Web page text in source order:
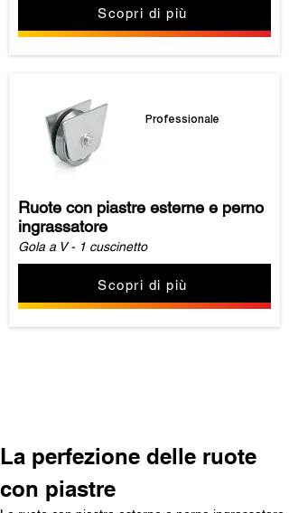
Scopri di più
Professionale
Ruote con piastre esterne e perno
ingrassatore
Gola a V - 1 cuscinetto
Scopri di più
La perfezione delle ruote
con piastre